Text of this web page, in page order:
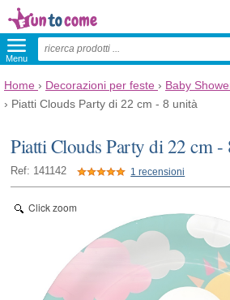
Menu
Home › Decorazioni per feste › Baby
› Piatti Clouds Party di 22 cm - 8 unità
Piatti Clouds Party di 22 cm -
Ref: 141142 1 recensioni
Click zoom